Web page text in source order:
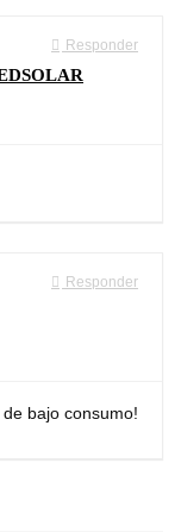
Responder
Responder
bajo consumo!